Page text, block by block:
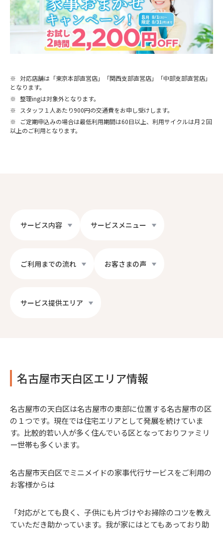
※ 対応店舗は「東京本部直営店」「関西支部直営店」「中部支部直営店」
となります。
※ 整理ingは対象外となります。
※
スタッフ１人あたり900円の交通費をお申し受けします。
※
ご定期申込みの場合は最低利用期間は60日以上、利用サイクルは月２回
以上のご利用となります。
サービス内容 サービスメニュー
ご利用までの流れ お客さまの声
サービス提供エリア
名古屋市天白区エリア情報
名古屋市の天白区は名古屋市の東部に位置する名古屋市の区
の１つです。現在では住宅エリアとして発展を続けていま
す。比較的若い人が多く住んでいる区となっておりファミリ
ー世帯も多くいます。
名古屋市天白区でミニメイドの家事代行サービスをご利用の
お客様からは
「対応がとても良く、子供にも片づけやお掃除のコツを教え
ていただき助かっています。我が家にはとてもあっており助